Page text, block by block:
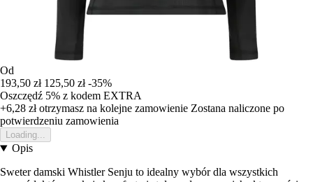
Od
193,50 zł 125,50 zł -35%
Oszczędź 5% z kodem EXTRA
+6,28 złotrzymasz na kolejne zamowienie Zostana naliczone po
potwierdzeniu zamowienia
Loading...
Opis
Sweter damski Whistler Senju to idealny wybór dla wszystkich